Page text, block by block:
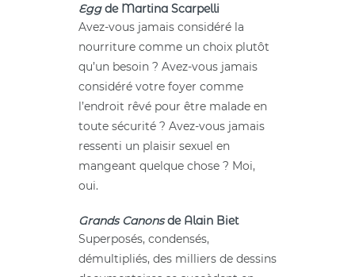
Eggde Martina Scarpelli
Avez-vous jamais considéré la
nourriture comme un choix plutôt
qu’un besoin ? Avez-vous jamais
considéré votre foyer comme
l’endroit rêvé pour être malade en
toute sécurité ? Avez-vous jamais
ressenti un plaisir sexuel en
mangeant quelque chose ? Moi,
oui.
Grands Canonsde Alain Biet
Superposés, condensés,
démultipliés, des milliers de dessins